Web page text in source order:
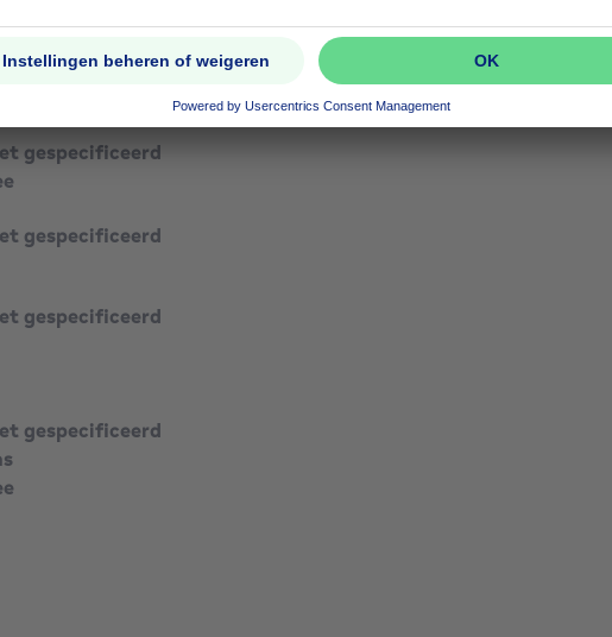
gespecificeerd
gespecificeerd
gespecificeerd
gespecificeerd